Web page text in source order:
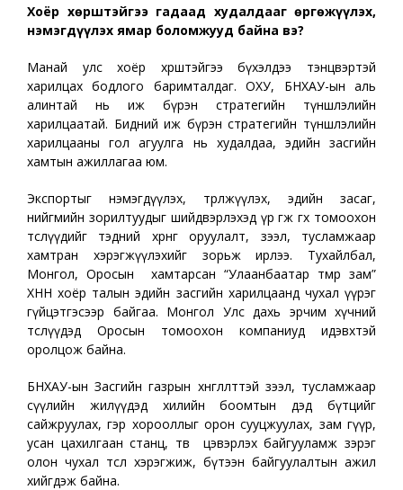
Хоёр хөрштэйгээ гадаад худалдааг өргөжүүлэх,
нэмэгдүүлэх ямар боломжууд байна вэ?
Манай улс хоёр хөрштэйгээ бүхэлдээ тэнцвэртэй
харилцах бодлого баримталдаг. ОХУ, БНХАУ-ын аль
алинтай нь иж бүрэн стратегийн түншлэлийн
харилцаатай. Бидний иж бүрэн стратегийн түншлэлийн
харилцааны гол агуулга нь худалдаа, эдийн засгийн
хамтын ажиллагаа юм.
Экспортыг нэмэгдүүлэх, төрөлжүүлэх, эдийн засаг,
нийгмийн зорилтуудыг шийдвэрлэхэд үр өгөөжөө өгөх томоохон
төслүүдийг тэдний хөрөнгө оруулалт, зээл, тусламжаар
хамтран хэрэгжүүлэхийг зорьж ирлээ. Тухайлбал,
Монгол, Оросын хамтарсан “Улаанбаатар төмөр зам”
ХНН хоёр талын эдийн засгийн харилцаанд чухал үүрэг
гүйцэтгэсээр байгаа. Монгол Улс дахь эрчим хүчний
төслүүдэд Оросын томоохон компаниуд идэвхтэй
оролцож байна.
БНХАУ-ын Засгийн газрын хөнгөлөлттэй зээл, тусламжаар
сүүлийн жилүүдэд хилийн боомтын дэд бүтцийг
сайжруулах, гэр хорооллыг орон сууцжуулах, зам гүүр,
усан цахилгаан станц, төв цэвэрлэх байгууламж зэрэг
олон чухал төсөл хэрэгжиж, бүтээн байгуулалтын ажил
хийгдэж байна.